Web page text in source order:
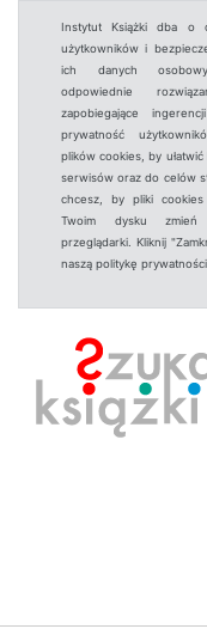
Instytut Książki dba o
użytkowników i
ich danych
odpowiednie
zapobiegające
prywatność
plików cookies, by
serwisów oraz do celów
chcesz, by pliki cookies
Twoim dysku zmień
przeglądarki. Kliknij
naszą politykę prywatności.